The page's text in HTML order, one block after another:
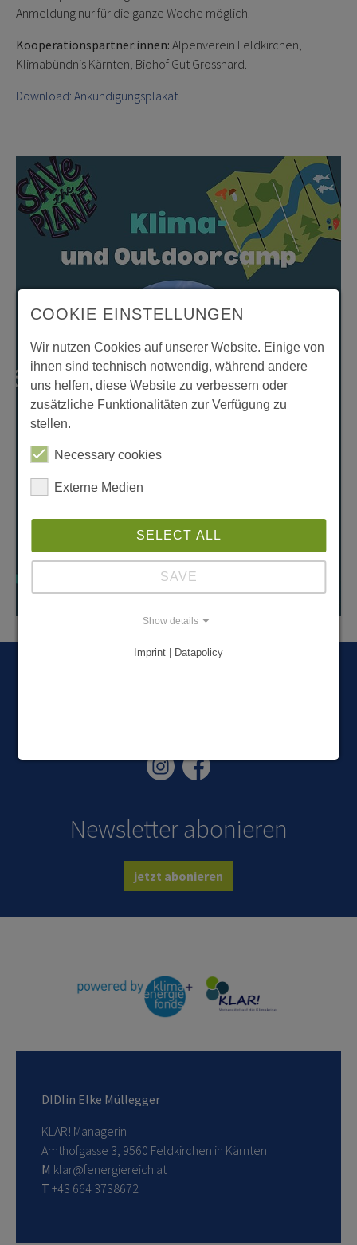
Anmeldung nur für die ganze Woche möglich.
Kooperationspartner:innen: Alpenverein Feldkirchen,
Klimabündnis Kärnten, Biohof Gut Grosshard.
Download: Ankündigungsplakat.
Newsletter abonieren
jetzt abonieren
DIDIin Elke Müllegger
KLAR! Managerin
Amthofgasse 3, 9560 Feldkirchen in Kärnten
M klar@fenergiereich.at
T +43 664 3738672
COOKIE EINSTELLUNGEN
Wir nutzen Cookies auf unserer Website. Einige von
ihnen sind technisch notwendig, während andere
uns helfen, diese Website zu verbessern oder
zusätzliche Funktionalitäten zur Verfügung zu
stellen.
Necessary cookies
Externe Medien
SELECT ALL
SAVE
Show details
Imprint | Datapolicy